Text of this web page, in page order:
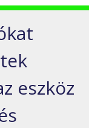
eszköz